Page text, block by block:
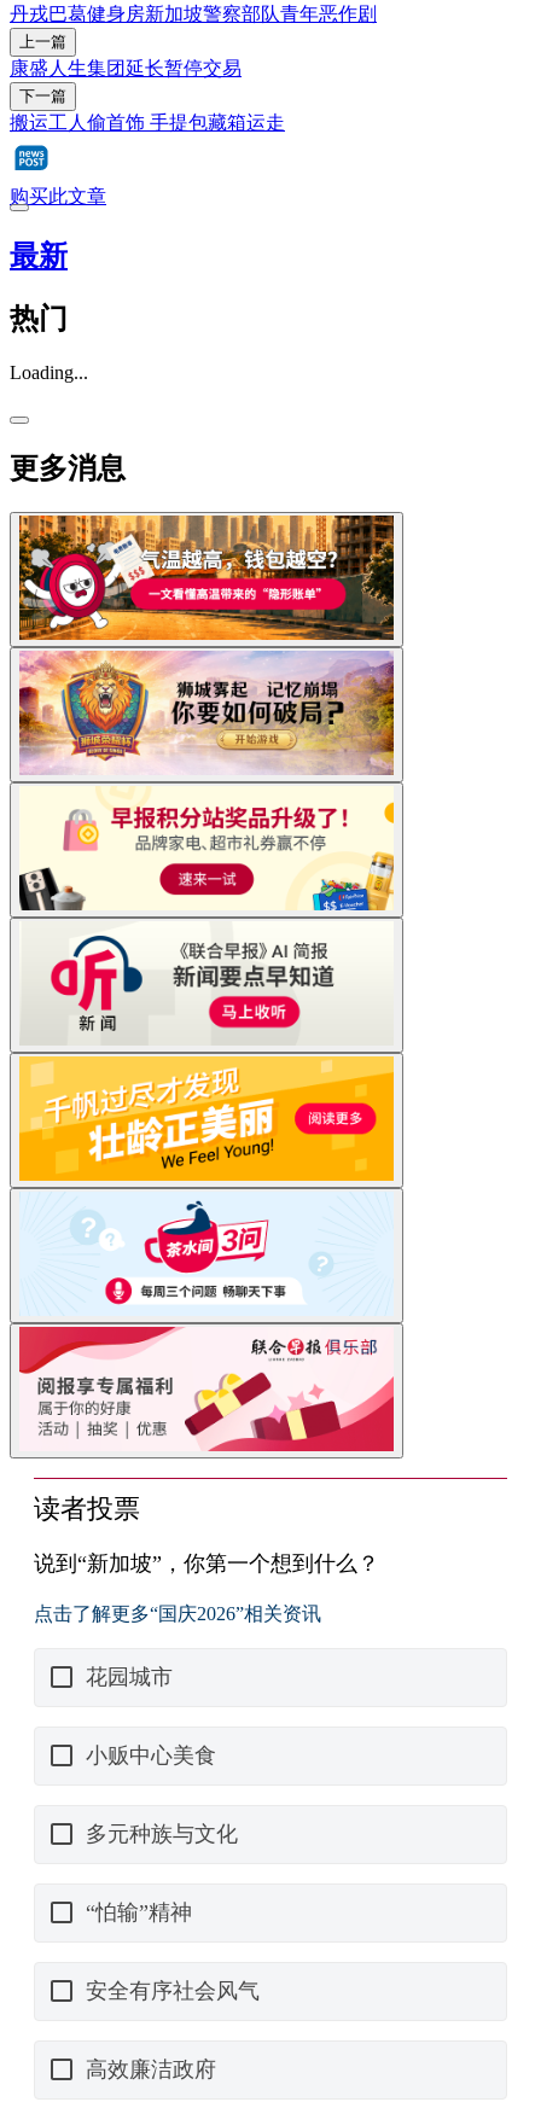
丹戎巴葛健身房新加坡警察部队青年恶作剧
上一篇
康盛人生集团延长暂停交易
下一篇
搬运工人偷首饰 手提包藏箱运走
购买此文章
最新
热门
Loading...
更多消息